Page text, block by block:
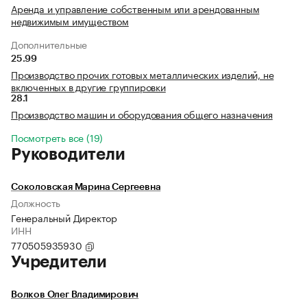
Аренда и управление собственным или арендованным
недвижимым имуществом
Дополнительные
25.99
Производство прочих готовых металлических изделий, не
включенных в другие группировки
28.1
Производство машин и оборудования общего назначения
Посмотреть все (19)
Руководители
Соколовская Марина Сергеевна
Должность
Генеральный Директор
ИНН
770505935930
Учредители
Волков Олег Владимирович